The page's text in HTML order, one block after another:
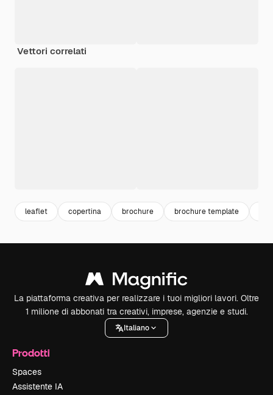
Vettori correlati
leaflet copertina brochure brochure template
La piattaforma creativa per realizzare i tuoi migliori lavori. Oltre
1 milione di abbonati tra creativi, imprese, agenzie e studi.
Italiano
Prodotti
Spaces
Assistente IA